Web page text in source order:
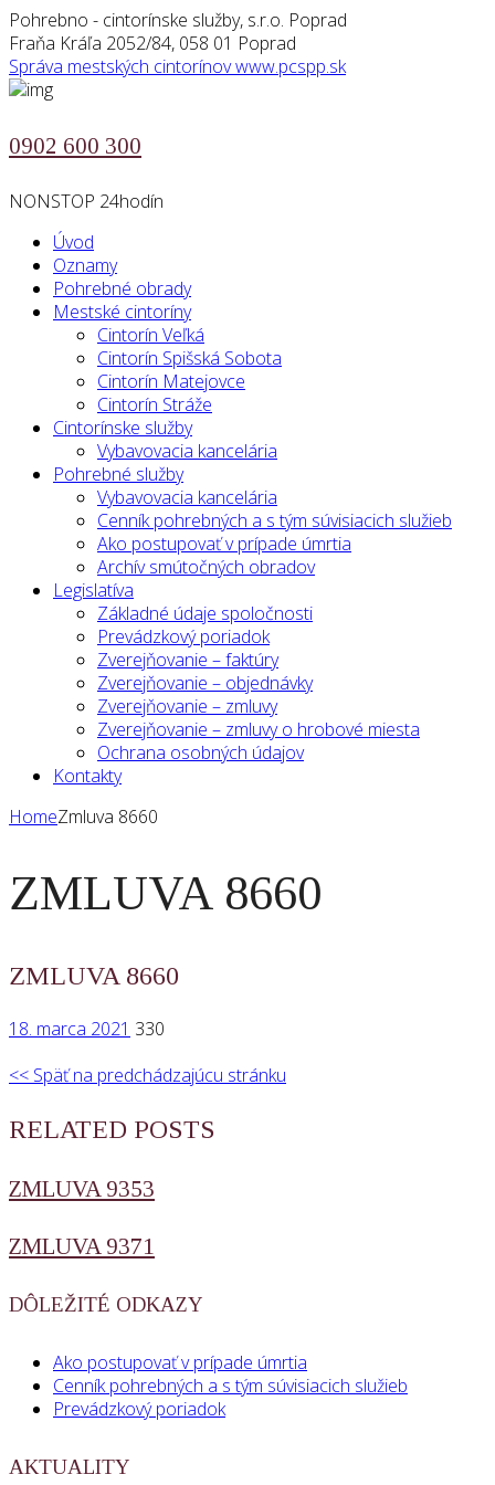
Pohrebno - cintorínske služby, s.r.o. Poprad
Fraňa Kráľa 2052/84, 058 01 Poprad
Správa mestských cintorínovwww.pcspp.sk
0902 600 300
NONSTOP 24hodín
Úvod
Oznamy
Pohrebné obrady
Mestské cintoríny
Cintorín Veľká
Cintorín Spišská Sobota
Cintorín Matejovce
Cintorín Stráže
Cintorínske služby
Vybavovacia kancelária
Pohrebné služby
Vybavovacia kancelária
Cenník pohrebných a s tým súvisiacich služieb
Ako postupovať v prípade úmrtia
Archív smútočných obradov
Legislatíva
Základné údaje spoločnosti
Prevádzkový poriadok
Zverejňovanie – faktúry
Zverejňovanie – objednávky
Zverejňovanie – zmluvy
Zverejňovanie – zmluvy o hrobové miesta
Ochrana osobných údajov
Kontakty
HomeZmluva 8660
ZMLUVA 8660
ZMLUVA 8660
18. marca 2021 330
<< Späť na predchádzajúcu stránku
RELATED POSTS
ZMLUVA 9353
ZMLUVA 9371
DÔLEŽITÉ ODKAZY
Ako postupovať v prípade úmrtia
Cenník pohrebných a s tým súvisiacich služieb
Prevádzkový poriadok
AKTUALITY